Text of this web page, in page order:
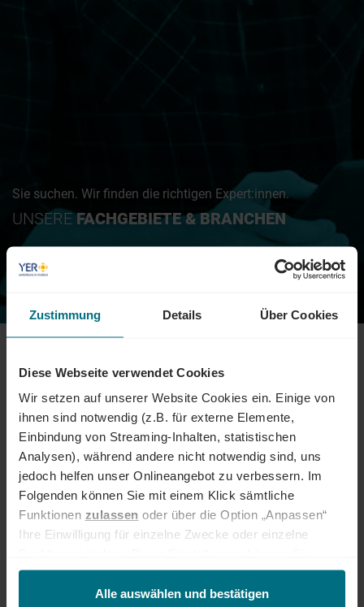
Zustimmung Details Über Cookies
Diese Webseite verwendet Cookies
Wir setzen auf unserer Website Cookies ein. Einige von
ihnen sind notwendig (z.B. für externe Elemente,
Einbindung von Streaming-Inhalten, statistischen
Analysen), während andere nicht notwendig sind, uns
jedoch helfen unser Onlineangebot zu verbessern. Im
Folgenden können Sie mit einem Klick sämtliche
Funktionen zulassen oder über die Option „Anpassen“
Ihre Einwilligung für einzelne Zwecke oder einzelne
jederzeit über unserenCookie-Hinweisaufrufen
und/oder nachträglich jederzeit anpassen. Weitere
Alle auswählen und bestätigen
Sie suchen. Wir finden die richtigen Expert:innen.
UNSEREFACHGEBIETE & BRANCHEN
Finance & Administration · Energy · Defence · Healthcare & Life
SPEZIALISIERTEN EXPERT:INNEN
Sie suchen qualifizierte Expert:innen für Ihr Unternehmen? Wir
finden die passenden Fach- und Führungskräfte für Ihre
individuellen Anforderungen.
YER Deutschland ist Ihr spezialisierter Partner für
Personalvermittlung in zentralen Fachbereichen wieIT & Tech,
Digital & Marketing, IndustrysowieFinance & Administration
in zukunftsrelevanten Branchen wieEnergie, Defencesowie
Healthcare & Life Sciences.
Zugang zu einem passgenauen Talentpool und eine Beratung, die